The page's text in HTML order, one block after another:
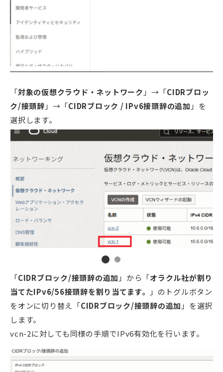
「対象の仮想クラウド・ネットワーク 」→「CIDRブロッ
ク/接頭辞 」→「CIDRブロック / IPv6接頭辞の追加 」を
選択します。
「CIDRブロック/接頭辞の追加 」から「オラクル社が割り
当てたIPv6/56接頭辞を割り当てます。
」のトグルボタン
をオンに切り替え「CIDRブロック/接頭辞の追加 」を選択
します。
vcn-2に対しても同様の手順でIPv6有効化を行います。